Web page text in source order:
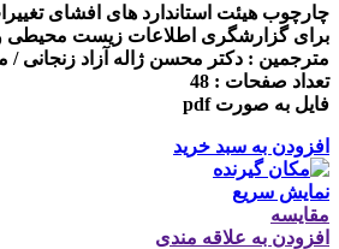
چارچوب هیئت استاندارد های افشای
برای گزارشگری اطلاعات زیست محیطی و
مترجمین : دکتر محسن ژاله آزاد زنجانی
تعداد صفحات : 48
فایل به صورت pdf
افزودن به سبد خرید
نمایش سریع
مقايسه
افزودن به علاقه مندی